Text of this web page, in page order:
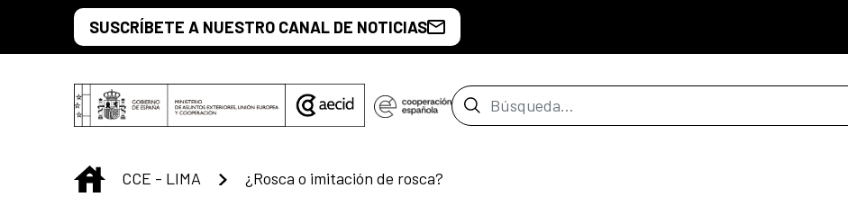
Saltar al contenido principal
SUSCRÍBETE A NUESTRO CANAL DE NOTICIAS
Barra de búsqueda
INICIO
CCE - LIMA ¿Rosca o imitación de rosca?